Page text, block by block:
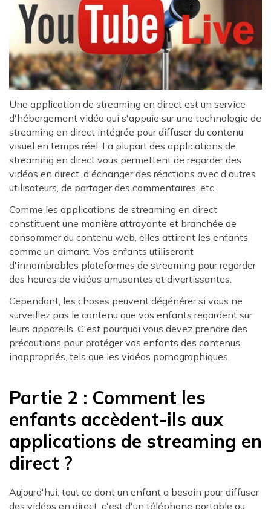
Une application de streaming en direct est un service
d'hébergement vidéo qui s'appuie sur une technologie de
streaming en direct intégrée pour diffuser du contenu
visuel en temps réel. La plupart des applications de
streaming en direct vous permettent de regarder des
vidéos en direct, d'échanger des réactions avec d'autres
utilisateurs, de partager des commentaires, etc.
Comme les applications de streaming en direct
constituent une manière attrayante et branchée de
consommer du contenu web, elles attirent les enfants
comme un aimant. Vos enfants utiliseront
d'innombrables plateformes de streaming pour regarder
des heures de vidéos amusantes et divertissantes.
Cependant, les choses peuvent dégénérer si vous ne
surveillez pas le contenu que vos enfants regardent sur
leurs appareils. C'est pourquoi vous devez prendre des
précautions pour protéger vos enfants des contenus
inappropriés, tels que les vidéos pornographiques.
Partie 2 : Comment les
enfants accèdent-ils aux
applications de streaming en
direct ?
Aujourd'hui, tout ce dont un enfant a besoin pour diffuser
des vidéos en direct, c'est d'un téléphone portable ou